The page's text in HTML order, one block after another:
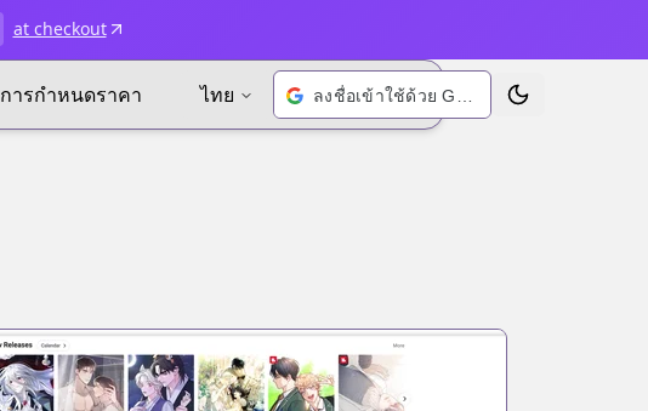
at checkout
การกำหนดราคา ไทย เปลี่ยนธีม